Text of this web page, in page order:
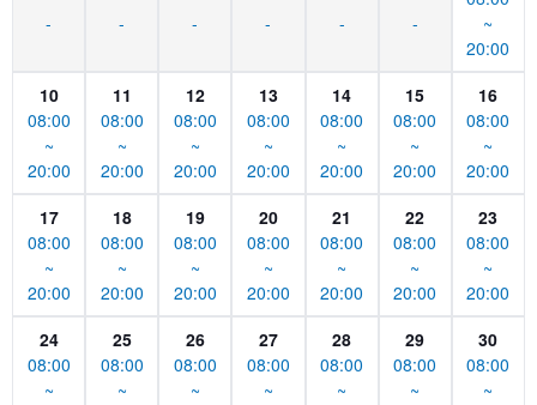
- - - - - -
~
20:00
10
08:00
~
20:00
11
08:00
~
20:00
12
08:00
~
20:00
13
08:00
~
20:00
14
08:00
~
20:00
15
08:00
~
20:00
16
08:00
~
20:00
17
08:00
~
20:00
18
08:00
~
20:00
19
08:00
~
20:00
20
08:00
~
20:00
21
08:00
~
20:00
22
08:00
~
20:00
23
08:00
~
20:00
24
08:00
~
25
08:00
~
26
08:00
~
27
08:00
~
28
08:00
~
29
08:00
~
30
08:00
~